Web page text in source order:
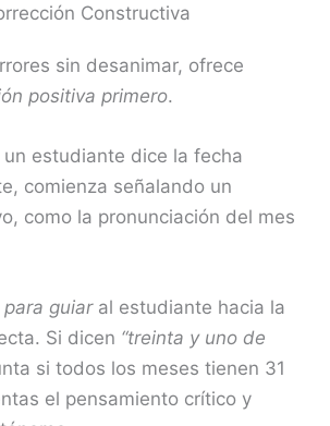
Constructiva
sin desanimar, ofrece
positiva primero.
un estudiante dice la fecha
comienza señalando un
como la pronunciación del mes
guiaral estudiante hacia la
Si dicen “treinta y uno de
si todos los meses tienen 31
el pensamiento crítico y